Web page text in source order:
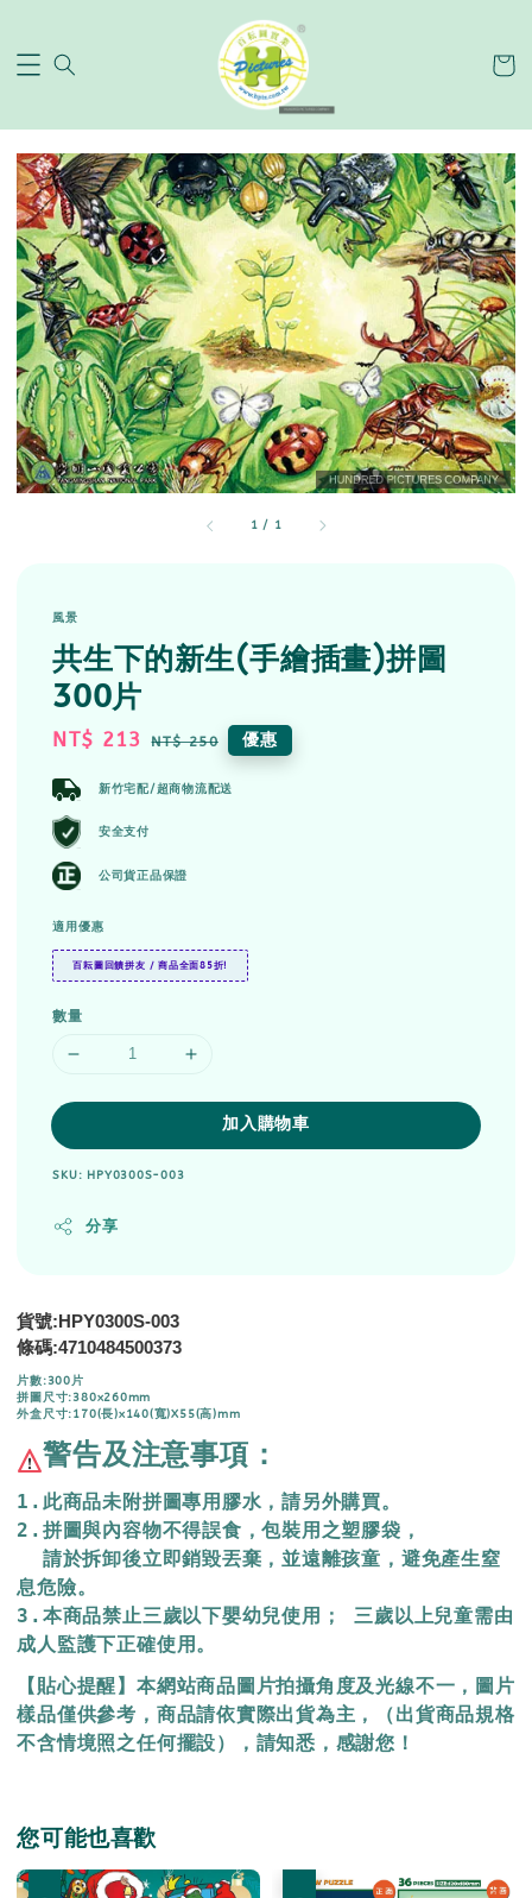
1 / 1
風景
共生下的新生(手繪插畫)拼圖
300片
Sale
NT$ 213 Regular
NT$ 250 優惠
新竹宅配/超商物流配送
安全支付
公司貨正品保證
適用優惠
百耘圖回饋拼友 / 商品全面85折!
數量
加入購物車
SKU: HPY0300S-003
分享
貨號:HPY0300S-003
條碼:4710484500373
片數:300片
拼圖尺寸:380x260mm
外盒尺寸:170(長)x140(寬)X55(高)mm
警告及注意事項：
1.此商品未附拼圖專用膠水，請另外購買。
2.拼圖與內容物不得誤食，包裝用之塑膠袋，
  請於拆卸後立即銷毀丟棄，
並遠離孩童，避免產生窒
息危險。
3.本商品禁止三歲以下嬰幼兒使用； 三歲以上兒童需由
成人監護下正確使用。
【貼心提醒】本網站商品圖片拍攝角度及光線不一，圖片
樣品僅供參考，商品請依實際出貨為主，（出貨商品規格
不含情境照之任何擺設），請知悉，感謝您！
您可能也喜歡